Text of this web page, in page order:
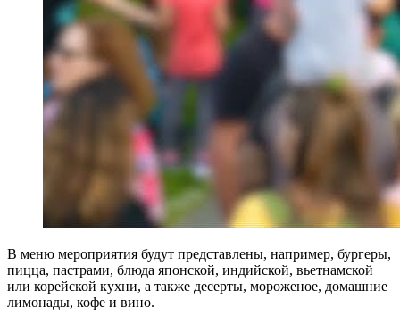
В меню мероприятия будут представлены, например, бургеры,
пицца, пастрами, блюда японской, индийской, вьетнамской
или корейской кухни, а также десерты, мороженое, домашние
лимонады, кофе и вино.